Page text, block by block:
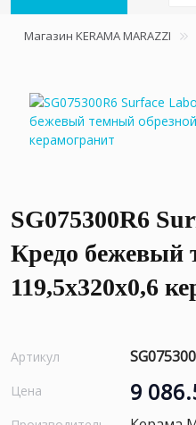
Магазин KERAMA MARAZZI
SG075300R6
Кредо бежевый
119,5x320x0,6
Артикул
Цена 9